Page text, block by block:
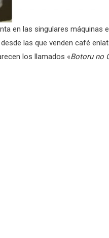
en las singulares máquinas
las que venden café
los llamados «Botoru no